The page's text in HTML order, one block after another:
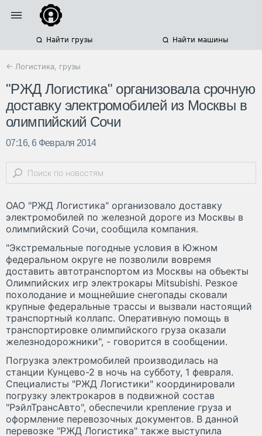
Найти грузы Найти машины
← Логистика, грузы
"РЖД Логистика" организовала срочную
доставку электромобилей из Москвы в
олимпийский Сочи
07:16, 6 Февраля 2014
ОАО "РЖД Логистика" организовало доставку
электромобилей по железной дороге из Москвы в
олимпийский Сочи, сообщила компания.
"Экстремальные погодные условия в Южном
федеральном округе не позволили вовремя
доставить автотранспортом из Москвы на объекты
Олимпийских игр электрокары Mitsubishi. Резкое
похолодание и мощнейшие снегопады сковали
крупные федеральные трассы и вызвали настоящий
транспортный коллапс. Оперативную помощь в
транспортировке олимпийского груза оказали
железнодорожники", - говорится в сообщении.
Погрузка электромобилей производилась на
станции Кунцево-2 в ночь на субботу, 1 февраля.
Специалисты "РЖД Логистики" координировали
погрузку электрокаров в подвижной состав
"РэйлТрансАвто", обеспечили крепление груза и
оформление перевозочных документов. В данной
перевозке "РЖД Логистика" также выступила